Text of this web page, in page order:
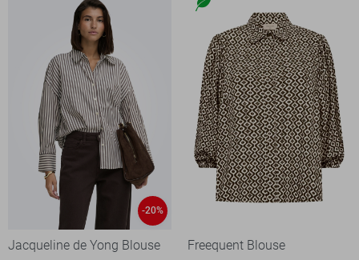
-20%
Jacqueline de Yong Blouse
Freequent Blouse